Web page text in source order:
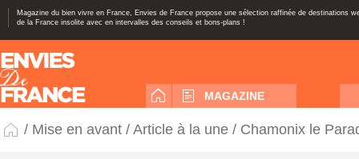
Magazine du bien vivre en France, Envies de France propose une sélection raffinée de destinations
de la France insolite avec en intervalles des conseils et bons-plans !
MAGAZINE
/ Mise en avant / Article à la une / Chamonix le